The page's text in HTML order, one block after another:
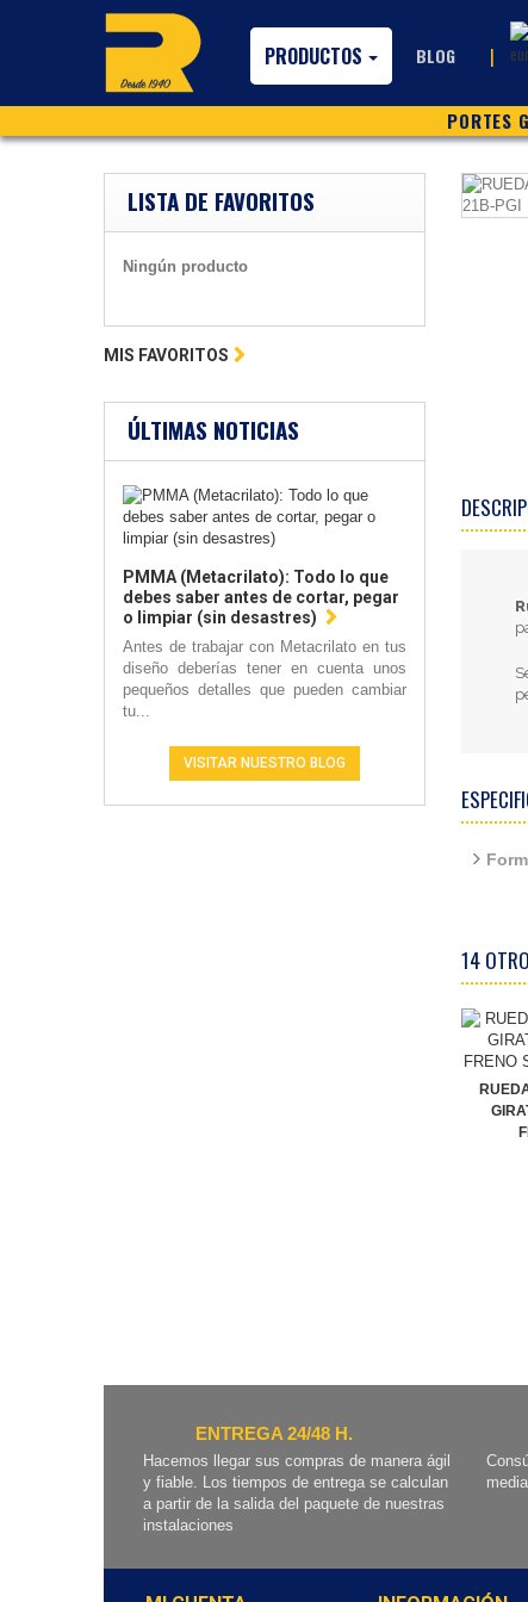
PRODUCTOS BLOG |
LISTA DE FAVORITOS
Ningún producto
MIS FAVORITOS
ÚLTIMAS NOTICIAS
PMMA (Metacrilato): Todo lo que
debes saber antes de cortar, pegar
o limpiar (sin desastres)
Antes de trabajar con Metacrilato en tus
diseño deberías tener en cuenta unos
pequeños detalles que pueden cambiar
tu...
VISITAR NUESTRO BLOG
14
ENTREGA 24/48 H.
Hacemos llegar sus compras de manera ágil
y fiable. Los tiempos de entrega se calculan
a partir de la salida del paquete de nuestras
instalaciones